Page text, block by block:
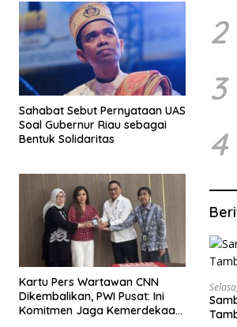
Sahabat Sebut Pernyataan UAS
Soal Gubernur Riau sebagai
Bentuk Solidaritas
Kartu Pers Wartawan CNN
Dikembalikan, PWI Pusat: Ini
Komitmen Jaga Kemerdekaan
2
3
4